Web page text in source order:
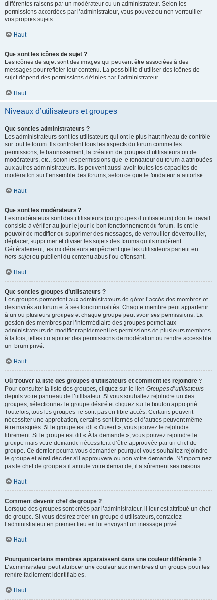
différentes raisons par un modérateur ou un administrateur. Selon les
permissions accordées par l’administrateur, vous pouvez ou non verrouiller
vos propres sujets.
Haut
Que sont les icônes de sujet ?
Les icônes de sujet sont des images qui peuvent être associées à des
messages pour refléter leur contenu. La possibilité d’utiliser des icônes de
sujet dépend des permissions définies par l’administrateur.
Haut
Niveaux d’utilisateurs et groupes
Que sont les administrateurs ?
Les administrateurs sont les utilisateurs qui ont le plus haut niveau de contrôle
sur tout le forum. Ils contrôlent tous les aspects du forum comme les
permissions, le bannissement, la création de groupes d’utilisateurs ou de
modérateurs, etc., selon les permissions que le fondateur du forum a attribuées
aux autres administrateurs. Ils peuvent aussi avoir toutes les capacités de
modération sur l’ensemble des forums, selon ce que le fondateur a autorisé.
Haut
Que sont les modérateurs ?
Les modérateurs sont des utilisateurs (ou groupes d’utilisateurs) dont le travail
consiste à vérifier au jour le jour le bon fonctionnement du forum. Ils ont le
pouvoir de modifier ou supprimer des messages, de verrouiller, déverrouiller,
déplacer, supprimer et diviser les sujets des forums qu’ils modèrent.
Généralement, les modérateurs empêchent que les utilisateurs partent en
hors-sujetou publient du contenu abusif ou offensant.
Haut
Que sont les groupes d’utilisateurs ?
Les groupes permettent aux administrateurs de gérer l’accès des membres et
des invités au forum et à ses fonctionnalités. Chaque membre peut appartenir
à un ou plusieurs groupes et chaque groupe peut avoir ses permissions. La
gestion des membres par l’intermédiaire des groupes permet aux
administrateurs de modifier rapidement les permissions de plusieurs membres
à la fois, telles qu’ajouter des permissions de modération ou rendre accessible
un forum privé.
Haut
Où trouver la liste des groupes d’utilisateurs et comment les rejoindre ?
Pour consulter la liste des groupes, cliquez sur le lien Groupes d’utilisateurs
depuis votre panneau de l’utilisateur. Si vous souhaitez rejoindre un des
groupes, sélectionnez le groupe désiré et cliquez sur le bouton approprié.
Toutefois, tous les groupes ne sont pas en libre accès. Certains peuvent
nécessiter une approbation, certains sont fermés et d’autres peuvent même
être masqués. Si le groupe est dit « Ouvert », vous pouvez le rejoindre
librement. Si le groupe est dit « À la demande », vous pouvez rejoindre le
groupe mais votre demande nécessitera d’être approuvée par un chef de
groupe. Ce dernier pourra vous demander pourquoi vous souhaitez rejoindre
le groupe et ainsi décider s’il approuvera ou non votre demande. N’importunez
pas le chef de groupe s’il annule votre demande, il a sûrement ses raisons.
Haut
Comment devenir chef de groupe ?
Lorsque des groupes sont créés par l’administrateur, il leur est attribué un chef
de groupe. Si vous désirez créer un groupe d’utilisateurs, contactez
l’administrateur en premier lieu en lui envoyant un message privé.
Haut
Pourquoi certains membres apparaissent dans une couleur différente ?
L’administrateur peut attribuer une couleur aux membres d’un groupe pour les
rendre facilement identifiables.
Haut